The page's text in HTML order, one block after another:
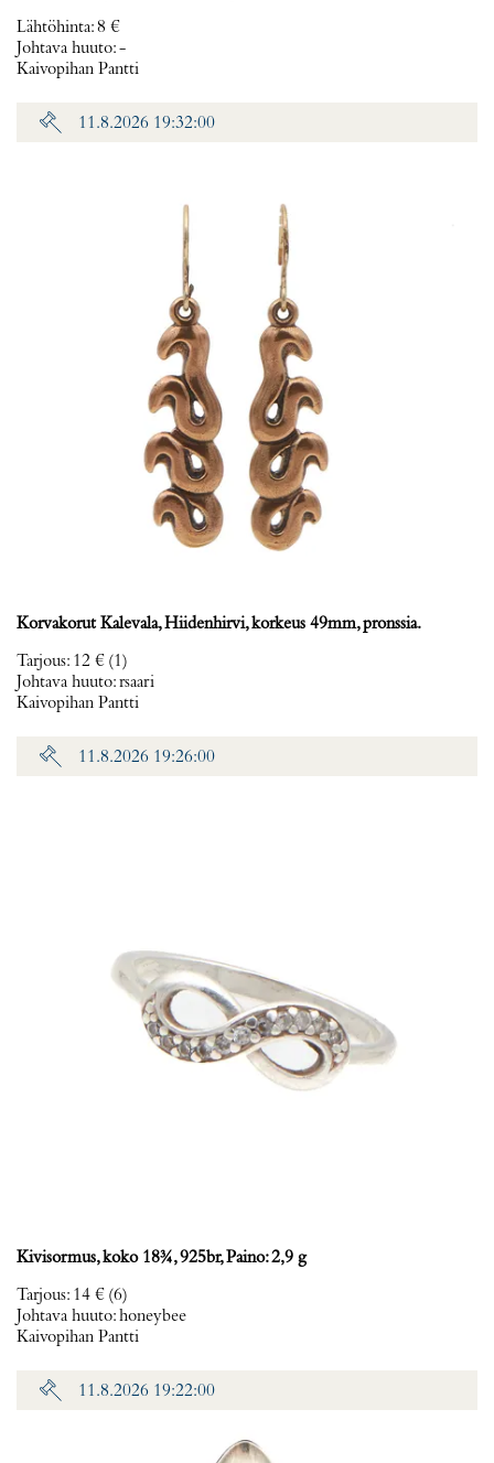
Lähtöhinta:8 €
Johtava huuto:-
Kaivopihan Pantti
11.8.2026 19:32:00
Korvakorut Kalevala, Hiidenhirvi, korkeus 49mm, pronssia.
Tarjous: 12 € (1)
Johtava huuto:rsaari
Kaivopihan Pantti
11.8.2026 19:26:00
Kivisormus, koko 18¾, 925br, Paino: 2,9 g
Tarjous: 14 € (6)
Johtava huuto:honeybee
Kaivopihan Pantti
11.8.2026 19:22:00